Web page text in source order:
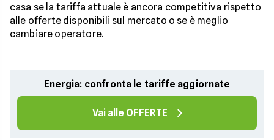
casa se la tariffa attuale è ancora competitiva rispetto
alle offerte disponibili sul mercato o se è meglio
cambiare operatore.
Energia: confronta le tariffe aggiornate
Vai alle OFFERTE